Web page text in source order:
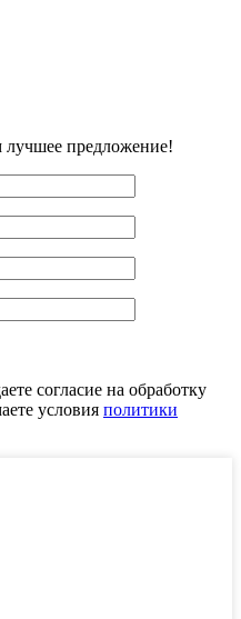
предложение!
согласие на обработку
условия политики